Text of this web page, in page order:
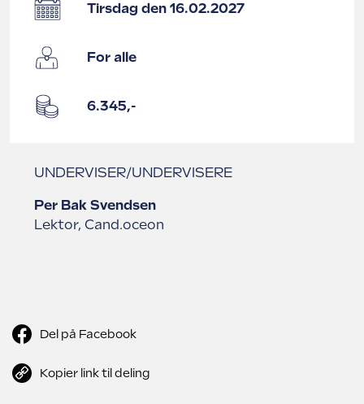
Tirsdag den 16.02.2027
For alle
6.345,-
UNDERVISER/UNDERVISERE
Per Bak Svendsen
Lektor, Cand.oceon
Del på Facebook
Kopier link til deling